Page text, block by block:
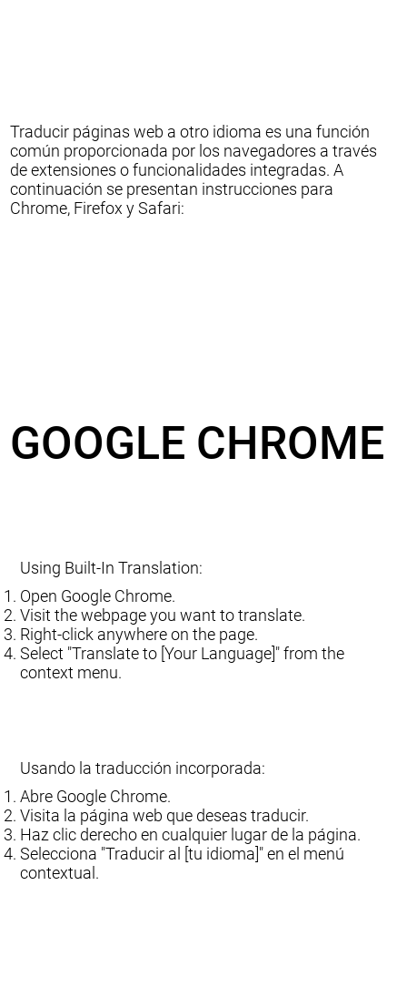
Traducir páginas web a otro idioma es una función
común proporcionada por los navegadores a través
de extensiones o funcionalidades integradas. A
continuación se presentan instrucciones para
Chrome, Firefox y Safari:
GOOGLE CHROME
Using Built-In Translation:
Open Google Chrome.
Visit the webpage you want to translate.
Right-click anywhere on the page.
Select "Translate to [Your Language]" from the
context menu.
Usando la traducción incorporada:
Abre Google Chrome.
Visita la página web que deseas traducir.
Haz clic derecho en cualquier lugar de la página.
Selecciona "Traducir al [tu idioma]" en el menú
contextual.